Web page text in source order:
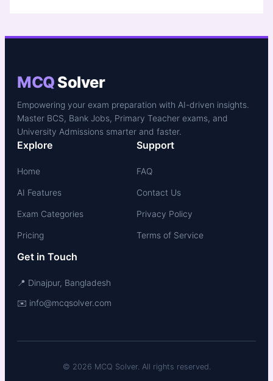
MCQSolver
Empowering your exam preparation with AI-driven insights.
Master BCS, Bank Jobs, Primary Teacher exams, and
University Admissions smarter and faster.
Explore
Home
AI Features
Exam Categories
Pricing
Support
FAQ
Contact Us
Privacy Policy
Terms of Service
Get in Touch
📍 Dinajpur, Bangladesh
✉️ info@mcqsolver.com
© 2026 MCQ Solver. All rights reserved.